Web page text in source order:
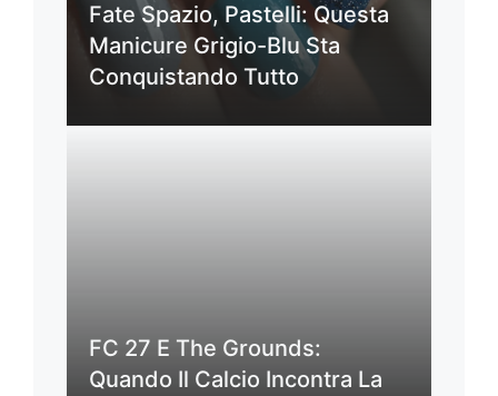
Fate Spazio, Pastelli: Questa
Manicure Grigio-Blu Sta
Conquistando Tutto
FC 27 E The Grounds:
Quando Il Calcio Incontra La